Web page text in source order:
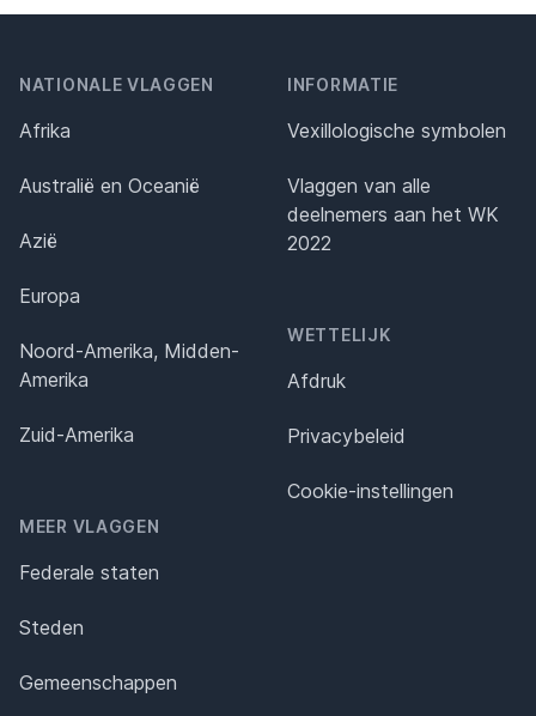
NATIONALE VLAGGEN
Afrika
Australië en Oceanië
Azië
Europa
Noord-Amerika, Midden-
Amerika
Zuid-Amerika
MEER VLAGGEN
Federale staten
Steden
Gemeenschappen
INFORMATIE
Vexillologische symbolen
Vlaggen van alle
deelnemers aan het WK
2022
WETTELIJK
Afdruk
Privacybeleid
Cookie-instellingen